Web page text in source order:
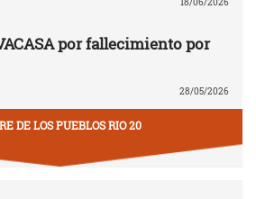
por fallecimiento por
28/05/2026
DE LOS PUEBLOS RIO 20